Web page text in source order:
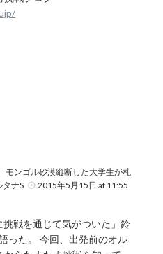
モンゴル砂漠縦断した大学生が札
タナS
2015年5月15日 at 11:55
戦を通じて気がついた」鈴
った。 今回、出発前のオル